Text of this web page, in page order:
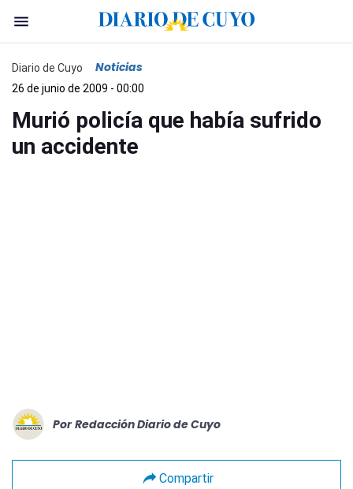
Diario de Cuyo Noticias
26 de junio de 2009 - 00:00
Murió policía que había sufrido
un accidente
Por Redacción Diario de Cuyo
Compartir